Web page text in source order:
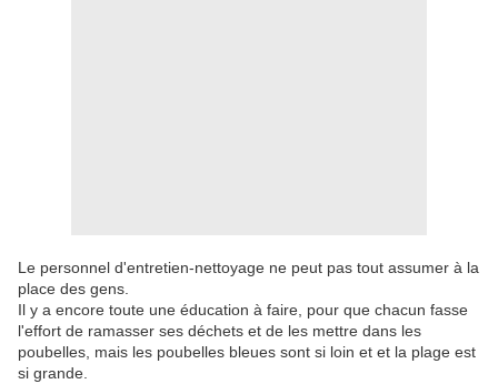
Le personnel d'entretien-nettoyage ne peut pas tout assumer à la
place des gens.
Il y a encore toute une éducation à faire, pour que chacun fasse
l'effort de ramasser ses déchets et de les mettre dans les
poubelles, mais les poubelles bleues sont si loin et et la plage est
si grande.